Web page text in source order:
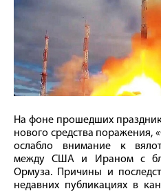
На фоне прошедших
нового средства поражения,
ослабло внимание к
между США и Ираном с
Ормуза. Причины и
недавних публикациях в